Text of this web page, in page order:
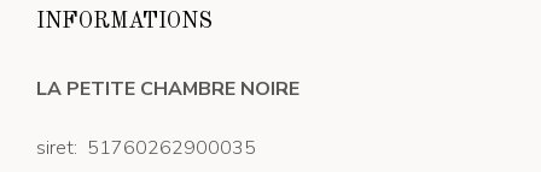
INFORMATIONS
LA PETITE CHAMBRE NOIRE
siret: 51760262900035